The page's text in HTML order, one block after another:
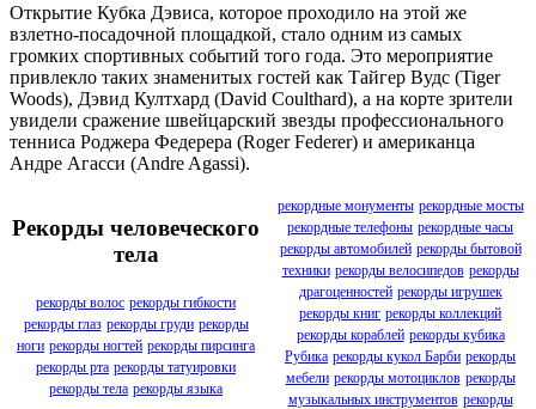
Открытие Кубка Дэвиса, которое проходило на этой же
взлетно-посадочной площадкой, стало одним из самых
громких спортивных событий того года. Это мероприятие
привлекло таких знаменитых гостей как Тайгер Вудс (Tiger
Woods), Дэвид Култхард (David Coulthard), а на корте зрители
увидели сражение швейцарский звезды профессионального
тенниса Роджера Федерера (Roger Federer) и американца
Андре Агасси (Andre Agassi).
Рекорды человеческого
тела
рекорды волос рекорды гибкости
рекорды глаз рекорды груди рекорды
ноги рекорды ногтей рекорды пирсинга
рекорды рта рекорды татуировки
рекорды тела рекорды языка
рекордные монументы рекордные мосты
рекордные телефоны рекордные часы
рекорды автомобилей рекорды бытовой
техники рекорды велосипедов рекорды
драгоценностей рекорды игрушек
рекорды книг рекорды коллекций
рекорды кораблей рекорды кубика
Рубика рекорды кукол Барби рекорды
мебели рекорды мотоциклов рекорды
музыкальных инструментов рекорды